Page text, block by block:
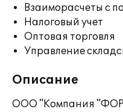
Взаиморасчеты с
Налоговый учет
Оптовая торговля
Управление
Описание
ООО "Компания